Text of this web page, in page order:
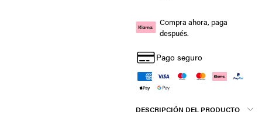
Compra ahora, paga
después.
Pago seguro
DESCRIPCIÓN DEL PRODUCTO